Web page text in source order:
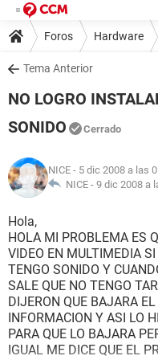
Foros Hardware
Tema Anterior
NO LOGRO
SONIDO
Cerrado
NICE - 5 dic 2008 a las
NICE - 9 dic 2008 a
Hola,
HOLA MI PROBLEMA ES
VIDEO EN MULTIMEDIA
TENGO SONIDO Y
SALE QUE NO TENGO
DIJERON QUE BAJARA
INFORMACION Y ASI LO
PARA QUE LO BAJARA
IGUAL ME DICE QUE EL